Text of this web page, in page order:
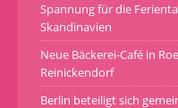
Spannung für die
Skandinavien
Neue Bäckerei-Café in
Reinickendorf
Berlin beteiligt sich